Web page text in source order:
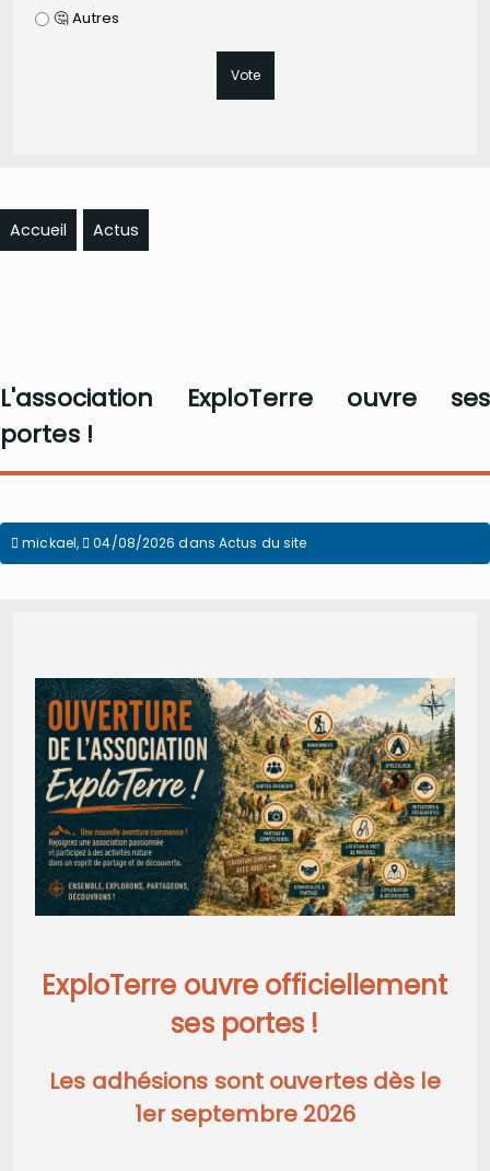
🤔 Autres
Vote
Accueil Actus
L'association ExploTerre ouvre ses
portes !
mickael, 04/08/2026 dans Actus du site
ExploTerre ouvre officiellement
ses portes !
Les adhésions sont ouvertes dès le
1er septembre 2026